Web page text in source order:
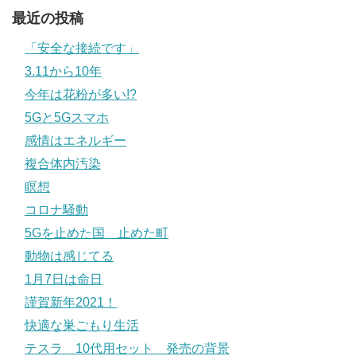
最近の投稿
「安全な接続です」
3.11から10年
今年は花粉が多い!?
5Gと5Gスマホ
感情はエネルギー
複合体内汚染
瞑想
コロナ騒動
5Gを止めた国 止めた町
動物は感じてる
1月7日は命日
謹賀新年2021！
快適な巣ごもり生活
テスラ 10代用セット 発売の背景